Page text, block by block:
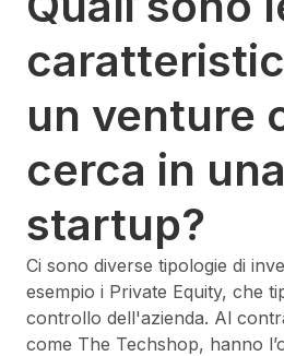
un venture
cerca in una
startup?
Ci sono diverse tipologie di
esempio i Private Equity, che
controllo dell'azienda. Al
come The Techshop, hanno